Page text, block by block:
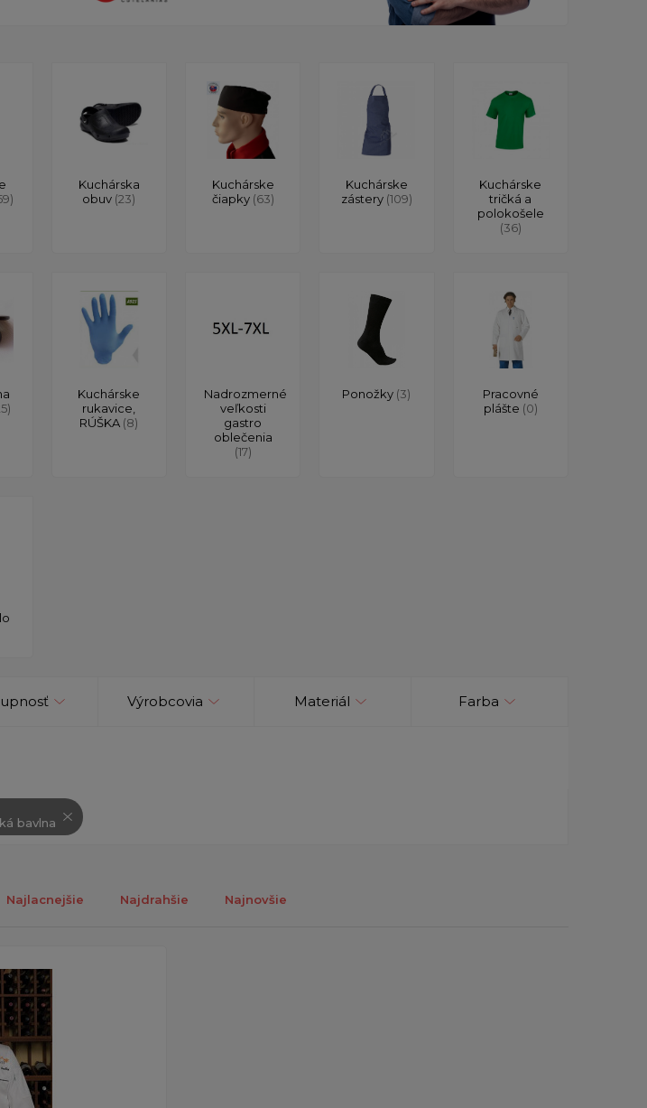
Kuchárska
obuv (23)
Kuchárske
čiapky (63)
Kuchárske
zástery (109)
Kuchárske
tričká a
polokošele
(36)
Kuchárske
rukavice,
RÚŠKA (8)
Nadrozmerné
veľkosti
gastro
oblečenia
(17)
Ponožky (3)
Pracovné
plášte (0)
Výrobcovia Materiál Farba
bavlna
Najlacnejšie Najdrahšie Najnovšie